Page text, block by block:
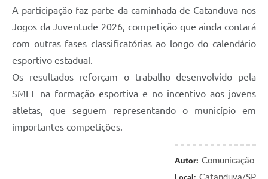
A participação faz parte da caminhada de Catanduva nos
Jogos da Juventude 2026, competição que ainda contará
com outras fases classificatórias ao longo do calendário
esportivo estadual.
Os resultados reforçam o trabalho desenvolvido pela
SMEL na formação esportiva e no incentivo aos jovens
atletas, que seguem representando o município em
importantes competições.
Autor: Comunicação
Catanduva/SP